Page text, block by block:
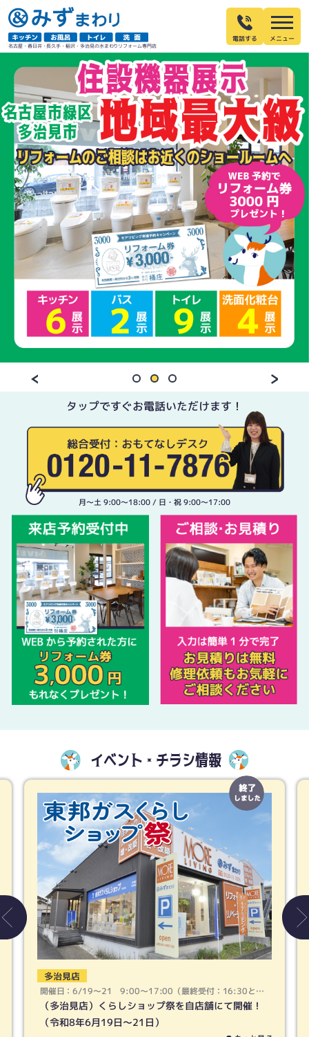
名古屋・春日井・長久手・稲沢・多治見の水まわりリフォーム専門店
電話する
タップですぐお電話いただけます！
月〜土 9:00〜18:00 / 日・祝 9:00〜17:00
イベント・チラシ情報
春日井店
開催日：6/19〜21 9:00〜17:00（最終受付：16:30とな
ります）
（春日井店）くらしショップ祭を自店舗にて開催！
（令和8年6月19日〜21日）